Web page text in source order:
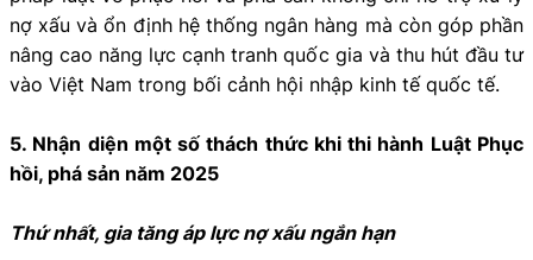
nợ xấu và ổn định hệ thống ngân hàng mà còn góp phần
nâng cao năng lực cạnh tranh quốc gia và thu hút đầu tư
vào Việt Nam trong bối cảnh hội nhập kinh tế quốc tế.
5. Nhận diện một số thách thức khi thi hành Luật Phục
hồi, phá sản năm 2025
Thứ nhất, gia tăng áp lực nợ xấu ngắn hạn